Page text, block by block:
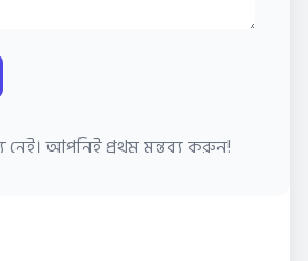
আপনিই প্রথম মন্তব্য করুন!